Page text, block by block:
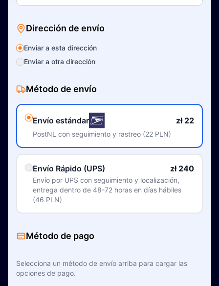
Dirección de envío
Enviar a esta dirección
Enviar a otra dirección
Método de envío
Envío estándar zł 22
PostNL con seguimiento y rastreo (22 PLN)
Envío Rápido (UPS) zł 240
Envío por UPS con seguimiento y localización,
entrega dentro de 48-72 horas en días hábiles
(46 PLN)
Método de pago
Selecciona un método de envío arriba para cargar las
opciones de pago.